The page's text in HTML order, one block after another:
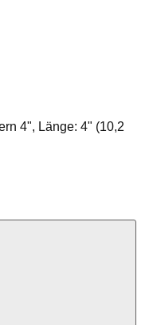
4", Länge: 4" (10,2